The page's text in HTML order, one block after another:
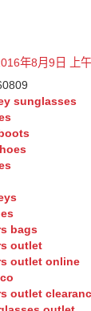
年8月9日 上
sunglasses
bags
outlet
outlet online
outlet